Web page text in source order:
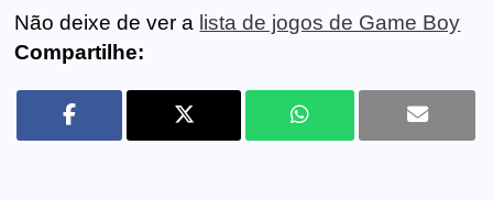
Não deixe de ver a lista de jogos de Game Boy
Compartilhe: